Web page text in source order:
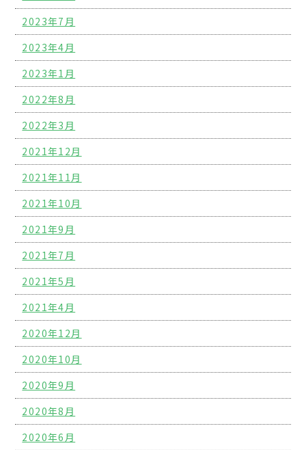
2023年7月
2023年4月
2023年1月
2022年8月
2022年3月
2021年12月
2021年11月
2021年10月
2021年9月
2021年7月
2021年5月
2021年4月
2020年12月
2020年10月
2020年9月
2020年8月
2020年6月